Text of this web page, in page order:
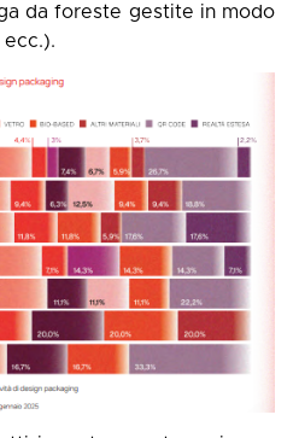
da foreste gestite in modo
ecc.).